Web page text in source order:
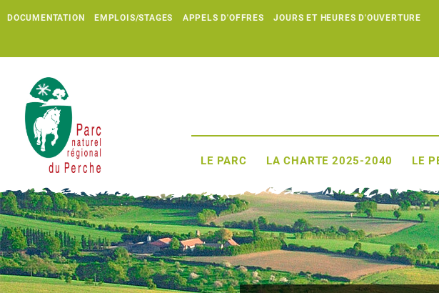
DOCUMENTATION EMPLOIS/STAGES APPELS D'OFFRES JOURS ET HEURES D'OUVERTURE
LE PARC LA CHARTE 2025-2040 LE